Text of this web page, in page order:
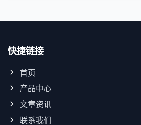
快捷链接
首页
产品中心
文章资讯
联系我们